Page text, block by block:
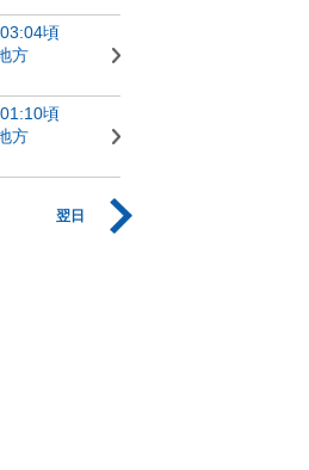
頃
方
頃
方
翌日